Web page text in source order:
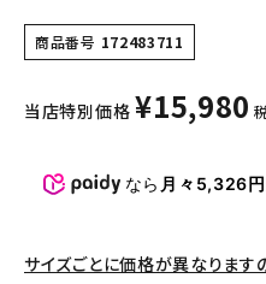
その他バッグ類
スニーカー・ブーツ
COLLABORATION BRAND
商品番号 172483711
当店特別価格 ¥15,980
なら 月々5,326円
サイズごとに価格が異なります